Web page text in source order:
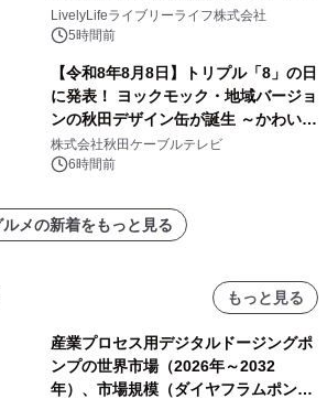
8月10日より開催
LivelyLifeライブリーライフ株式会社
5時間前
【令和8年8月8日】トリプル「8」の日
に発表！ ヨックモック・地域バージョ
ンの秋田デザイン缶が誕生 ～かわいい
秋田犬の子犬と秋田の四季と名所を巡
るパッケージ～ 9月1日(火)秋田県内で
株式会社秋田ケーブルテレビ
6時間前
ルメの新着をもっと見る
もっと見る
産業プロセス用デジタルドージングポ
ンプの世界市場（2026年～2032
年）、市場規模（ダイヤフラムポン